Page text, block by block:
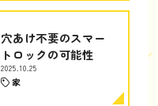
穴あけ不要のスマー
トロックの可能性
2025.10.25
家